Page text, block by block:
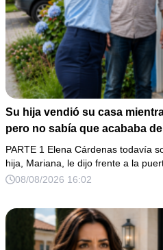
Su hija vendió su casa
pero no sabía que acababa
su padre dejó antes de morir
PARTE 1 Elena Cárdenas todavía
hija, Mariana, le dijo frente a la
08/08/2026 16:02